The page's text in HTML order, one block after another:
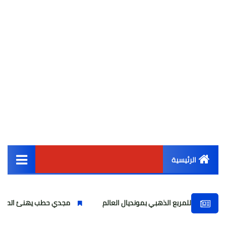
الرئيسية
أخبار مصر
الذهبي بمونديال العالم مجدي حطب يهنئ اتحاد كرة اليد بالتأهل التاريخي